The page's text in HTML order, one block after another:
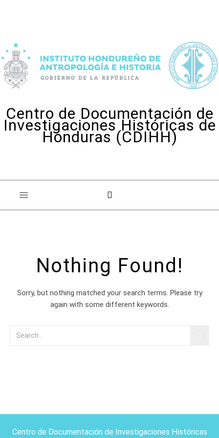
Centro de Documentación de
Investigaciones Históricas de
Honduras (CDIHH)
Nothing Found!
Sorry, but nothing matched your search terms. Please try
again with some different keywords.
Centro de Documentación de Investigaciones Históricas